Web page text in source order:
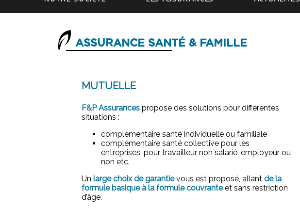
ASSURANCE SANTÉ & FAMILLE
MUTUELLE
F&P Assurances propose des solutions pour différentes
situations :
complémentaire santé individuelle ou familiale
complémentaire santé collective pour les
entreprises, pour travailleur non salarié, employeur ou
non etc.
Un large choix de garantievous est proposé, allant de la
formule basique à la formule couvranteet sans restriction
d’âge.